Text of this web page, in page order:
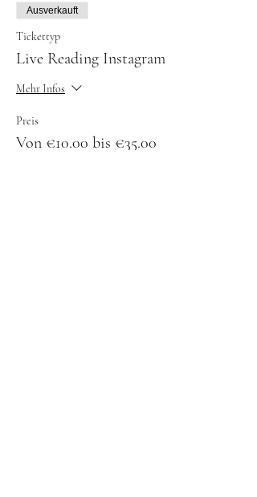
Ausverkauft
Tickettyp
Live Reading Instagram
Mehr Infos
Preis
Von €10.00 bis €35.00